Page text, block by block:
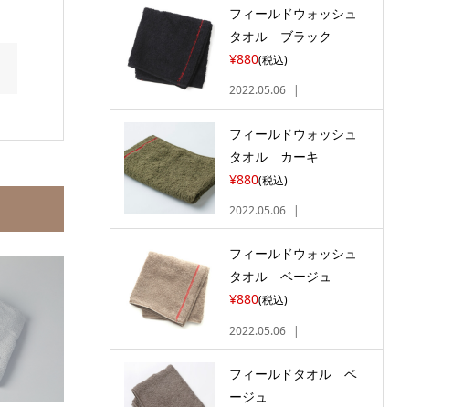
フィールドウォッシュ
タオル ブラック
¥880(税込)
2022.05.06
フィールドウォッシュ
タオル カーキ
¥880(税込)
2022.05.06
フィールドウォッシュ
タオル ベージュ
¥880(税込)
2022.05.06
フィールドタオル ベ
ージュ